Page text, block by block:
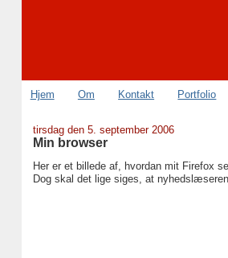
Hjem Om Kontakt Portfolio
tirsdag den 5. september 2006
Min browser
Her er et billede af, hvordan mit Firefox
Dog skal det lige siges, at